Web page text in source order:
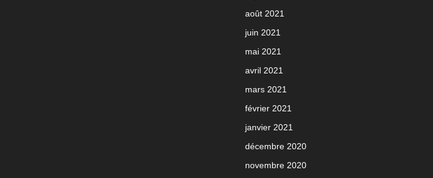
août 2021
juin 2021
mai 2021
avril 2021
mars 2021
février 2021
janvier 2021
décembre 2020
novembre 2020